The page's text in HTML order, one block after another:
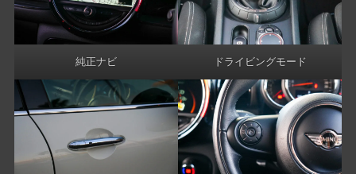
純正ナビ ドライビングモード